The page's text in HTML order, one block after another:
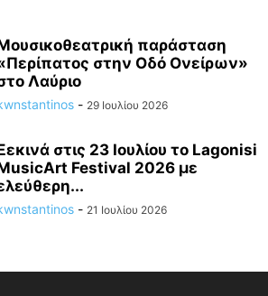
παράσταση
στην Οδό Ονείρων»
Λαύριο
- 29 Ιουλίου 2026
στις 23 Ιουλίου το Lagonisi
Festival 2026 με
- 21 Ιουλίου 2026